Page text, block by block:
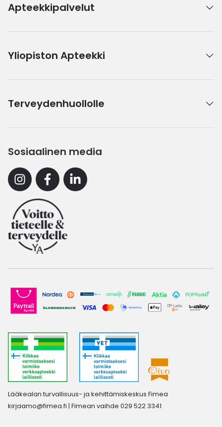
Apteekkipalvelut
Yliopiston Apteekki
Terveydenhuollolle
Sosiaalinen media
InstagramFacebookLinkedin
Lääkealan turvallisuus- ja kehittämiskeskus Fimea
kirjaamo@fimea.fi | Fimean vaihde 029 522 3341